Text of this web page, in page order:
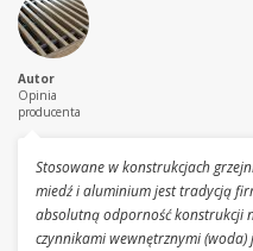
Autor
Opinia
producenta
Stosowane w konstrukcjach
miedź i aluminium jest tradycją
absolutną odporność konstrukcji
czynnikami wewnętrznymi